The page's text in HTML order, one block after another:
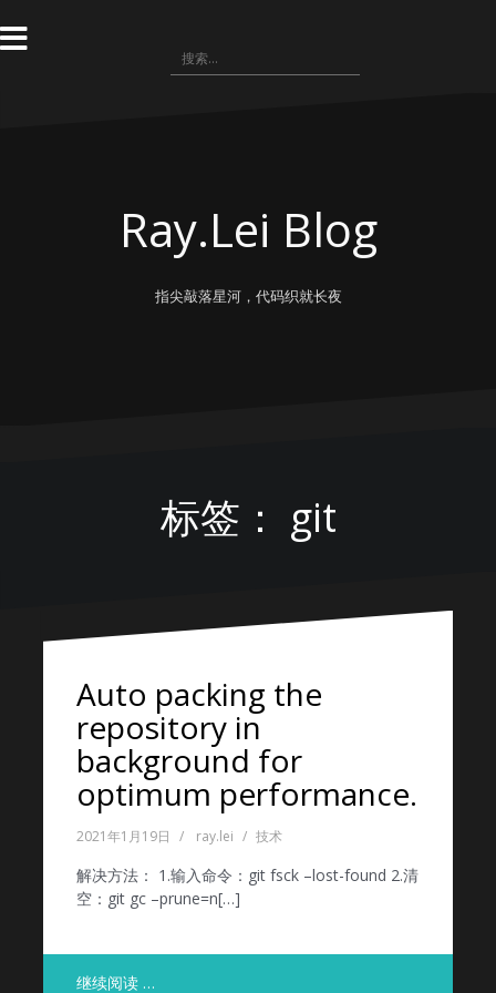
转
到
搜
索：
Ray.Lei Blog
指尖敲落星河，代码织就长夜
标签： git
Auto packing the
repository in
background for
optimum performance.
2021年1月19日 ray.lei 技术
解决方法： 1.输入命令：git fsck –lost-found 2.清
空：git gc –prune=n[…]
继续阅读 …